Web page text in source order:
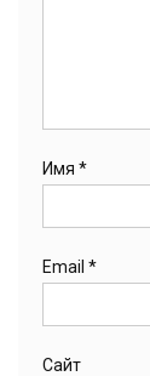
Имя *
Email *
Сайт